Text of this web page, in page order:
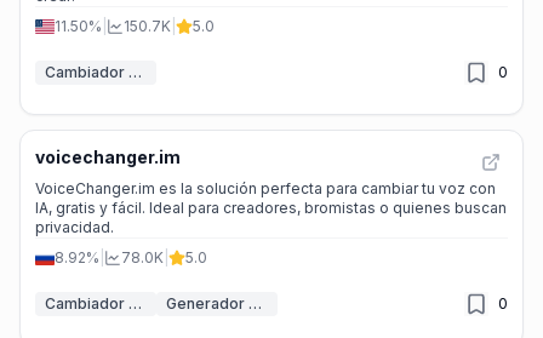
11.50%
150.7K 5.0
Cambiador de voz IA 0
voicechanger.im
VoiceChanger.im es la solución perfecta para cambiar tu voz con
IA, gratis y fácil. Ideal para creadores, bromistas o quienes buscan
privacidad.
8.92%
78.0K 5.0
Cambiador de voz IA Generador de voz IA 0